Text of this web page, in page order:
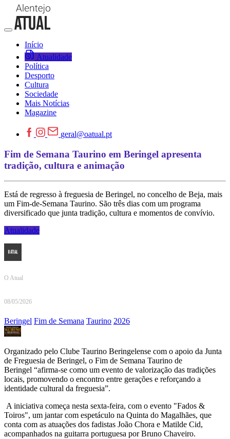
Início
Atualidade
Política
Desporto
Cultura
Sociedade
Mais Notícias
Magazine
geral@oatual.pt
Fim de Semana Taurino em Beringel apresenta
tradição, cultura e animação
Está de regresso à freguesia de Beringel, no concelho de Beja, mais
um Fim-de-Semana Taurino. São três dias com um programa
diversificado que junta tradição, cultura e momentos de convívio.
Atualidade
O Atual
08/05/2026
Beringel Fim de Semana Taurino 2026
Organizado pelo Clube Taurino Beringelense com o apoio da Junta
de Freguesia de Beringel, o Fim de Semana Taurino de
Beringel “afirma-se como um evento de valorização das tradições
locais, promovendo o encontro entre gerações e reforçando a
identidade cultural da freguesia”.
A iniciativa começa nesta sexta-feira, com o evento "Fados &
Toiros", um jantar com espetáculo na Quinta do Magalhães, que
conta com as atuações dos fadistas João Chora e Matilde Cid,
acompanhados na guitarra portuguesa por Bruno Chaveiro.